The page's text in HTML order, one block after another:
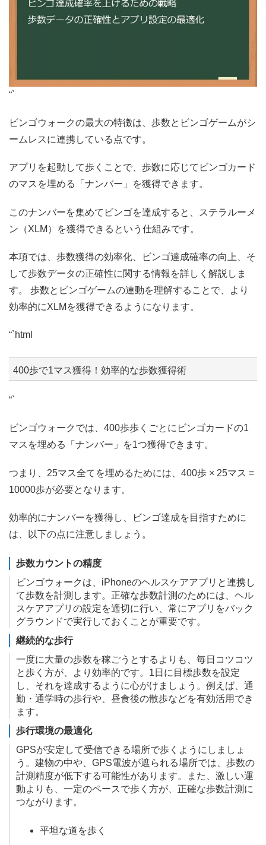
“`
ビンゴウォークの最大の特徴は、歩数とビンゴゲームがシ
ームレスに連携している点です。
アプリを起動して歩くことで、歩数に応じてビンゴカード
のマスを埋める「ナンバー」を獲得できます。
このナンバーを集めてビンゴを達成すると、ステラルーメ
ン（XLM）を獲得できるという仕組みです。
本項では、歩数獲得の効率化、ビンゴ達成確率の向上、そ
して歩数データの正確性に関する情報を詳しく解説しま
す。 歩数とビンゴゲームの連動を理解することで、より
効率的にXLMを獲得できるようになります。
“`html
400歩で1マス獲得！効率的な歩数獲得術
“`
ビンゴウォークでは、400歩歩くごとにビンゴカードの1
マスを埋める「ナンバー」を1つ獲得できます。
つまり、25マス全てを埋めるためには、400歩 × 25マス =
10000歩が必要となります。
効率的にナンバーを獲得し、ビンゴ達成を目指すために
は、以下の点に注意しましょう。
歩数カウントの精度
ビンゴウォークは、iPhoneのヘルスケアアプリと連携し
て歩数を計測します。正確な歩数計測のためには、ヘル
スケアアプリの設定を適切に行い、常にアプリをバック
グラウンドで実行しておくことが重要です。
継続的な歩行
一度に大量の歩数を稼ごうとするよりも、毎日コツコツ
と歩く方が、より効率的です。1日に目標歩数を設定
し、それを達成するように心がけましょう。例えば、通
勤・通学時の歩行や、昼食後の散歩などを有効活用でき
ます。
歩行環境の最適化
GPSが安定して受信できる場所で歩くようにしましょ
う。建物の中や、GPS電波が遮られる場所では、歩数の
計測精度が低下する可能性があります。また、激しい運
動よりも、一定のペースで歩く方が、正確な歩数計測に
つながります。
平坦な道を歩く